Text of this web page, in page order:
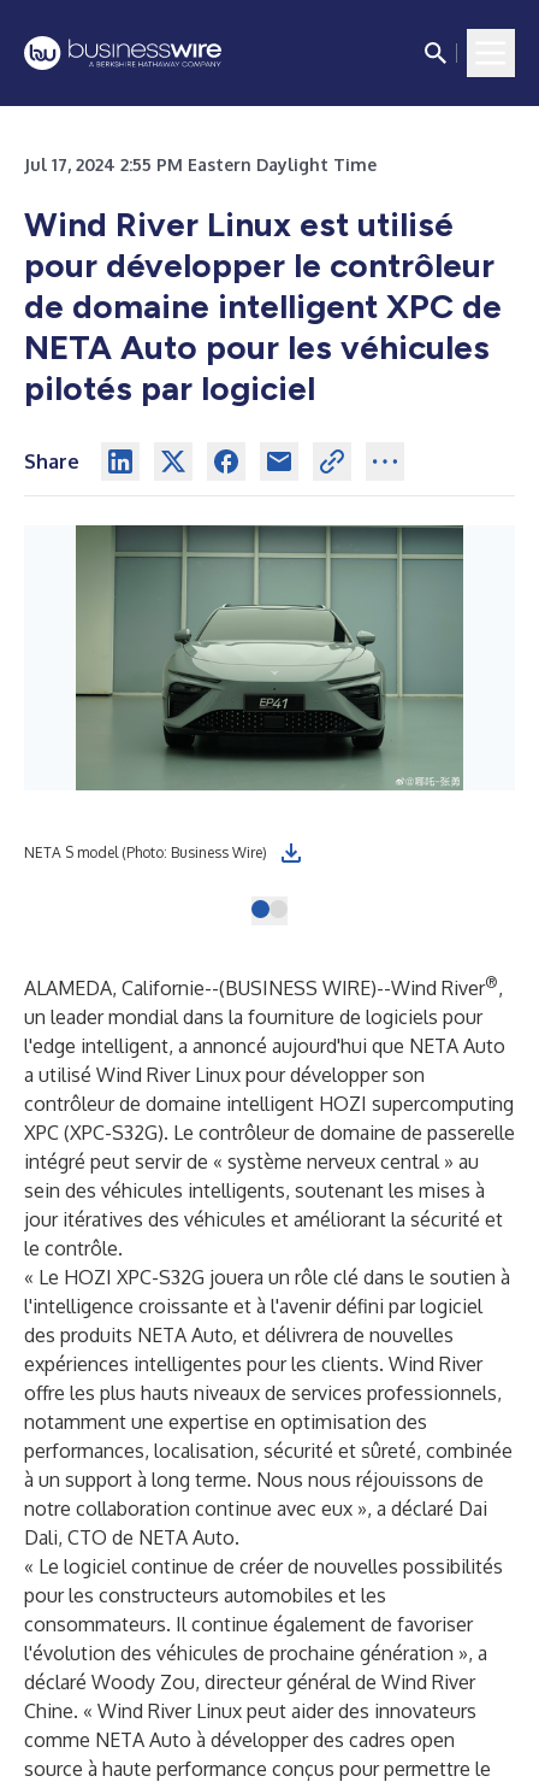
Jul 17, 2024 2:55 PM Eastern Daylight Time
Wind River Linux est utilisé
pour développer le contrôleur
de domaine intelligent XPC de
NETA Auto pour les véhicules
pilotés par logiciel
Share
NETA S model (Photo: Business Wire)
ALAMEDA, Californie--(BUSINESS WIRE)--Wind River®,
un leader mondial dans la fourniture de logiciels pour
l'edge intelligent, a annoncé aujourd'hui que NETA Auto
a utilisé Wind River Linux pour développer son
contrôleur de domaine intelligent HOZI supercomputing
XPC (XPC-S32G). Le contrôleur de domaine de passerelle
intégré peut servir de « système nerveux central » au
sein des véhicules intelligents, soutenant les mises à
jour itératives des véhicules et améliorant la sécurité et
le contrôle.
« Le HOZI XPC-S32G jouera un rôle clé dans le soutien à
l'intelligence croissante et à l'avenir défini par logiciel
des produits NETA Auto, et délivrera de nouvelles
expériences intelligentes pour les clients. Wind River
offre les plus hauts niveaux de services professionnels,
notamment une expertise en optimisation des
performances, localisation, sécurité et sûreté, combinée
à un support à long terme. Nous nous réjouissons de
notre collaboration continue avec eux », a déclaré Dai
Dali, CTO de NETA Auto.
« Le logiciel continue de créer de nouvelles possibilités
pour les constructeurs automobiles et les
consommateurs. Il continue également de favoriser
l'évolution des véhicules de prochaine génération », a
déclaré Woody Zou, directeur général de Wind River
Chine. « Wind River Linux peut aider des innovateurs
comme NETA Auto à développer des cadres open
source à haute performance conçus pour permettre le